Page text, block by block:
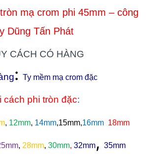
mạ crom phi 45mm – công
Dũng Tấn Phát
CÁCH CÓ HÀNG
: Ty mềm mạ crom đặc
cách phi tròn đặc:
, 12mm, 14mm,15mm,16mm 18mm
, 28mm, 30mm, 32mm, 35mm